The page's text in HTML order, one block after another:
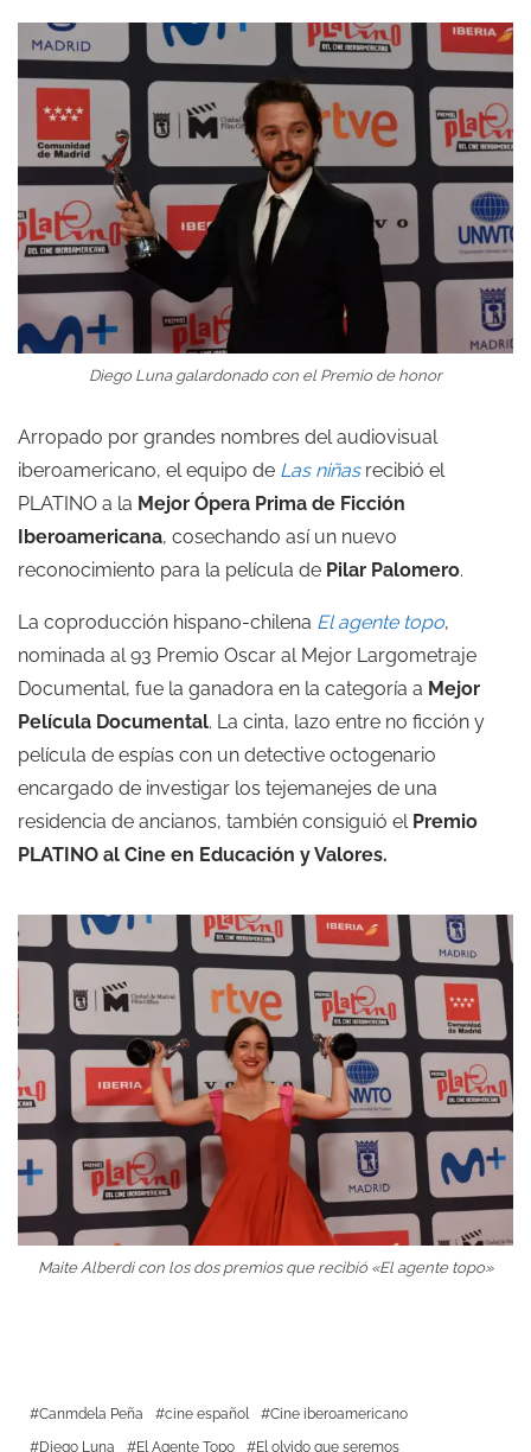
Diego Luna galardonado con el Premio de honor
Arropado por grandes nombres del audiovisual
iberoamericano, el equipo de Las niñasrecibió el
PLATINO a la Mejor Ópera Prima de Ficción
Iberoamericana, cosechando así un nuevo
reconocimiento para la película de Pilar Palomero.
La coproducción hispano-chilena El agente topo,
nominada al 93 Premio Oscar al Mejor Largometraje
Documental, fue la ganadora en la categoría a Mejor
Película Documental. La cinta, lazo entre no ficción y
película de espías con un detective octogenario
encargado de investigar los tejemanejes de una
residencia de ancianos, también consiguió el Premio
PLATINO al Cine en Educación y Valores.
Maite Alberdi con los dos premios que recibió «El agente topo»
Canmdela Peña cine español
Cine iberoamericano
Diego Luna
El Agente Topo El olvido que seremos